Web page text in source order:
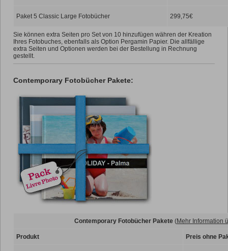
Paket 5 Classic Large Fotobücher 299,75€
Sie können extra Seiten pro Set von 10 hinzufügen währen der Kreation
Ihres Fotobuches, ebenfalls als Option Pergamin Papier. Die allfällige
extra Seiten und Optionen werden bei der Bestellung in Rechnung
gestellt.
Contemporary Fotobücher Pakete:
Contemporary Fotobücher Pakete(Mehr Information
Produkt Preis ohne